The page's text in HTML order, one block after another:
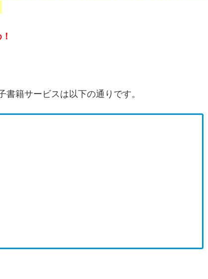
籍サービスは以下の通りです。